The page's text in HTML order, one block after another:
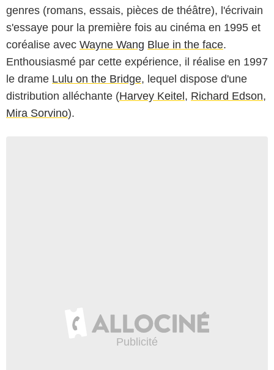
genres (romans, essais, pièces de théâtre), l'écrivain
s'essaye pour la première fois au cinéma en 1995 et
coréalise avec Wayne Wang Blue in the face.
Enthousiasmé par cette expérience, il réalise en 1997
le drame Lulu on the Bridge, lequel dispose d'une
distribution alléchante (Harvey Keitel, Richard Edson,
Mira Sorvino).